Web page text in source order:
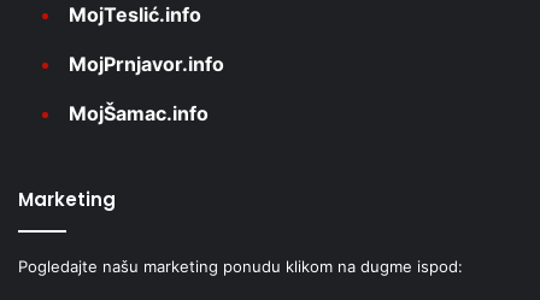
MojTeslić.info
MojPrnjavor.info
MojŠamac.info
Marketing
Pogledajte našu marketing ponudu klikom na dugme ispod: